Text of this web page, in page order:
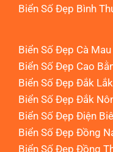
Biển Số Đẹp Bình
Biển Số Đẹp Cà Mau
Biển Số Đẹp Cao
Biển Số Đẹp Đắk Lắk
Biển Số Đẹp Đắk
Biển Số Đẹp Điện
Biển Số Đẹp Đồng
Biển Số Đẹp Đồng